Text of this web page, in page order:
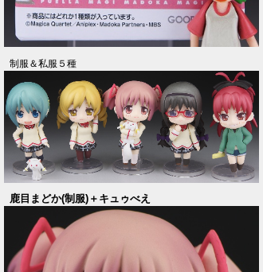
制服＆私服５種
鹿目まどか(制服)＋キュゥべえ